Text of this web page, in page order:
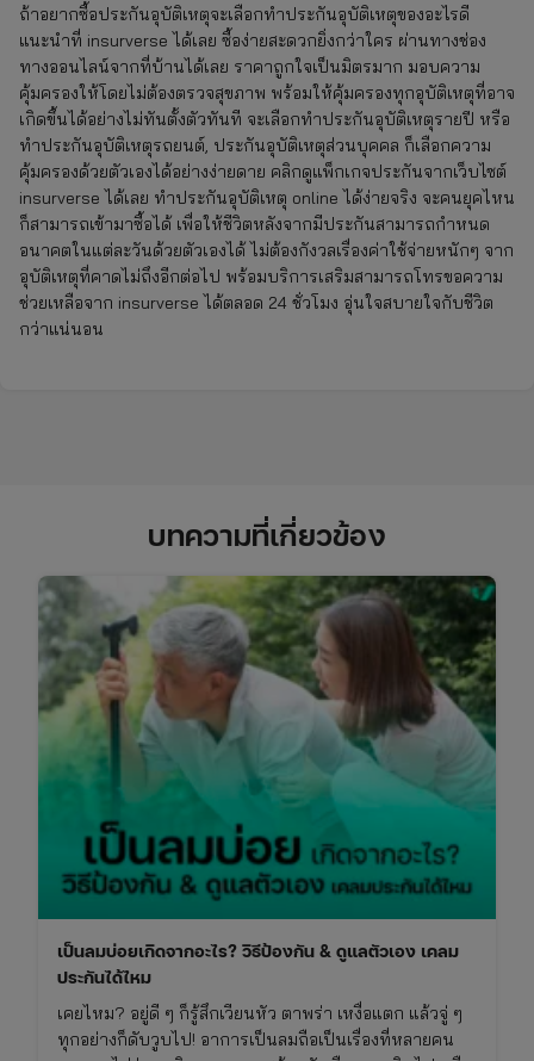
ถ้าอยากซื้อประกันอุบัติเหตุจะเลือกทำประกันอุบัติเหตุของอะไรดี
แนะนำที่ insurverse ได้เลย ซื้อง่ายสะดวกยิ่งกว่าใคร ผ่านทางช่อง
ทางออนไลน์จากที่บ้านได้เลย ราคาถูกใจเป็นมิตรมาก มอบความ
คุ้มครองให้โดยไม่ต้องตรวจสุขภาพ พร้อมให้คุ้มครองทุกอุบัติเหตุที่อาจ
เกิดขึ้นได้อย่างไม่ทันตั้งตัวทันที จะเลือกทำประกันอุบัติเหตุรายปี หรือ
ทำประกันอุบัติเหตุรถยนต์, ประกันอุบัติเหตุส่วนบุคคล ก็เลือกความ
คุ้มครองด้วยตัวเองได้อย่างง่ายดาย คลิกดูแพ็กเกจประกันจากเว็บไซต์
insurverse ได้เลย ทำประกันอุบัติเหตุ online ได้ง่ายจริง จะคนยุคไหน
ก็สามารถเข้ามาซื้อได้ เพื่อให้ชีวิตหลังจากมีประกันสามารถกำหนด
อนาคตในแต่ละวันด้วยตัวเองได้ ไม่ต้องกังวลเรื่องค่าใช้จ่ายหนักๆ จาก
อุบัติเหตุที่คาดไม่ถึงอีกต่อไป พร้อมบริการเสริมสามารถโทรขอความ
ช่วยเหลือจาก insurverse ได้ตลอด 24 ชั่วโมง อุ่นใจสบายใจกับชีวิต
กว่าแน่นอน
บทความที่เกี่ยวข้อง
เป็นลมบ่อยเกิดจากอะไร? วิธีป้องกัน & ดูแลตัวเอง เคลม
ประกันได้ไหม
เคยไหม? อยู่ดี ๆ ก็รู้สึกเวียนหัว ตาพร่า เหงื่อแตก แล้วจู่ ๆ
ทุกอย่างก็ดับวูบไป! อาการเป็นลมถือเป็นเรื่องที่หลายคน